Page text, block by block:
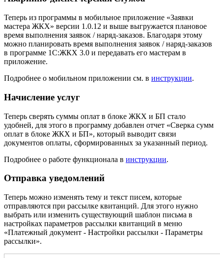
Теперь из программы в мобильное приложение «Заявки
мастера ЖКХ» версии 1.0.12 и выше выгружается плановое
время выполнения заявок / наряд-заказов. Благодаря этому
можно планировать время выполнения заявок / наряд-заказов
в программе 1С:ЖКХ 3.0 и передавать его мастерам в
приложение.
Подробнее о мобильном приложении см. в инструкции.
Начисление услуг
Теперь сверять суммы оплат в блоке ЖКХ и БП стало
удобней, для этого в программу добавлен отчет «Сверка сумм
оплат в блоке ЖКХ и БП», который выводит связи
документов оплаты, сформированных за указанный период.
Подробнее о работе функционала в инструкции.
Отправка уведомлений
Теперь можно изменять тему и текст писем, которые
отправляются при рассылке квитанций. Для этого нужно
выбрать или изменить существующий шаблон письма в
настройках параметров рассылки квитанций в меню
«Платежный документ - Настройки рассылки - Параметры
рассылки».